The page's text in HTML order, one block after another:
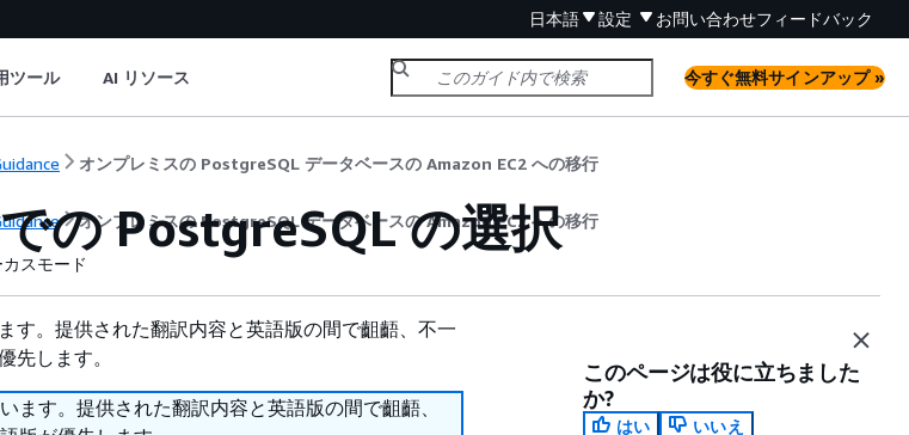
日本語 設定 お問い合わせフィードバック
ツール AI リソース 今すぐ無料サインアップ »
オンプレミスの PostgreSQL データベースの Amazon EC2 への移行
オンプレミスの PostgreSQL データベースの Amazon EC2 への移行
の PostgreSQL の選択
スモード
す。提供された翻訳内容と英語版の間で齟齬、不一
先します。
ます。提供された翻訳内容と英語版の間で齟齬、
このページは役に立ちました
か?
はい
いいえ